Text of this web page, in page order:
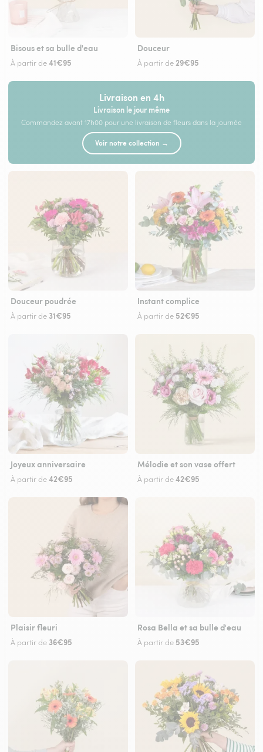
Bisous et sa bulle d'eau
À partir de41€95
Douceur
À partir de 29€95
Livraison en 4h
Livraison le jour même
Commandez avant 17h00 pour une livraison de fleurs dans la journée
Voir notre collection →
Douceur poudrée
À partir de 31€95
Instant complice
À partir de 52€95
Joyeux anniversaire
À partir de42€95
Mélodie et son vase offert
À partir de42€95
Plaisir fleuri
À partir de 36€95
Rosa Bella et sa bulle d'eau
À partir de 53€95